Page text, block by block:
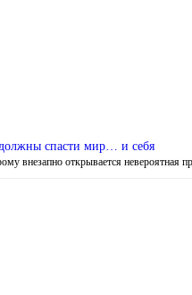
спасти мир… и себя
внезапно открывается невероятная